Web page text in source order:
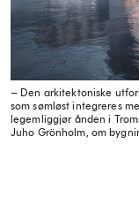
– Den arkitektoniske
som sømløst integreres
legemliggjør ånden i
Juho Grönholm, om